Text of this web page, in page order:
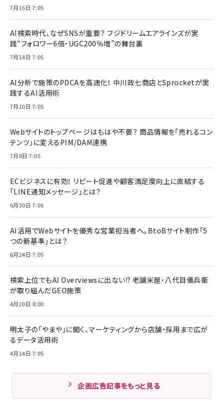
7月16日 7:05
AI検索時代、なぜSNSが重要？ フジドリームエアラインズが実
践“フォロワー6倍・UGC200％増”の舞台裏
7月14日 7:05
AI分析で施策のPDCAを高速化！ 中川政七商店とSprocketが実
践するAI活用術
7月10日 7:05
Webサイトのトップページはもはや不要？ 商品情報を「売れるコン
テンツ」に変えるPIM/DAM連携
7月8日 7:05
ECビジネスに有効！ リピート促進や顧客満足度向上に直結する
「LINE通知メッセージ」とは？
6月30日 7:05
AI活用でWebサイトを優秀な営業担当者へ。BtoBサイト制作「5
つの新基準」とは？
6月24日 7:05
検索上位でもAI Overviewsに出ない!? 老舗米屋・八代目儀兵衛
が取り組んだGEO施策
4月20日 8:00
明太子の「やまや」に聞く、マーケティングから店舗・採用まで広が
るデータ活用術
4月14日 7:05
企画広告記事をもっと見る